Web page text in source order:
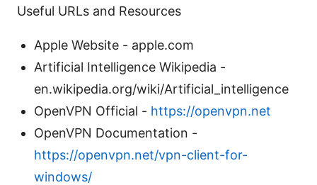
Useful URLs and Resources
Apple Website - apple.com
Artificial Intelligence Wikipedia -
en.wikipedia.org/wiki/Artificial_intelligence
OpenVPN Official - https://openvpn.net
OpenVPN Documentation -
https://openvpn.net/vpn-client-for-
windows/